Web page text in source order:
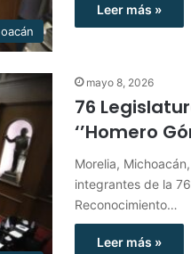
Leer más »
mayo 8, 2026
76
‘’Homero
Morelia,
integrantes de la
Reconocimiento…
Leer más »